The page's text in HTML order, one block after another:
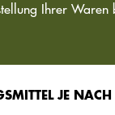
Ihrer Waren
JE NACH